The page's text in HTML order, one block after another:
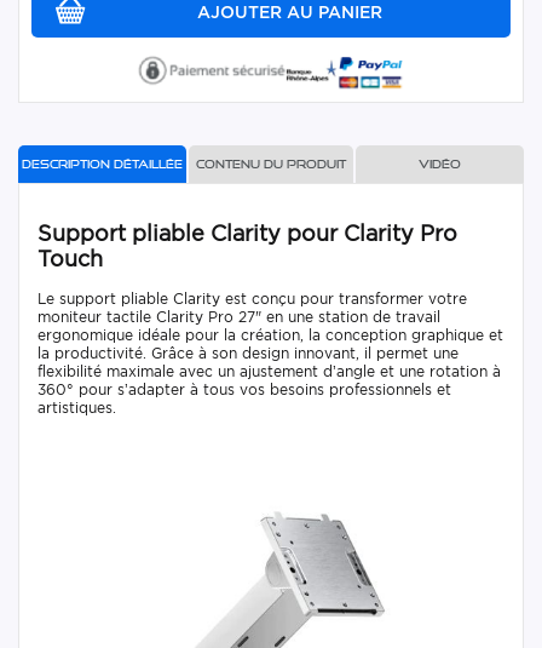
Description détaillée Contenu du produit Vidéo
Support pliable Clarity pour Clarity Pro
Touch
Le support pliable Clarity est conçu pour transformer votre
moniteur tactile Clarity Pro 27" en une station de travail
ergonomique idéale pour la création, la conception graphique et
la productivité. Grâce à son design innovant, il permet une
flexibilité maximale avec un ajustement d’angle et une rotation à
360° pour s’adapter à tous vos besoins professionnels et
artistiques.